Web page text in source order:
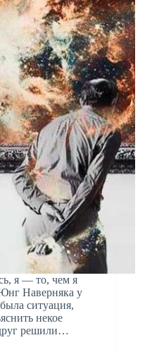
я — то, чем я
Наверняка у
ситуация,
некое
решили…